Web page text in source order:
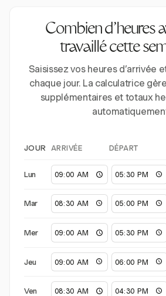
Combien d’heures
travaillé cette
Saisissez vos heures d’arrivée
chaque jour. La calculatrice
supplémentaires et totaux
JOUR ARRIVÉE DÉPART
Lun
Mar
Mer
Jeu
Ven